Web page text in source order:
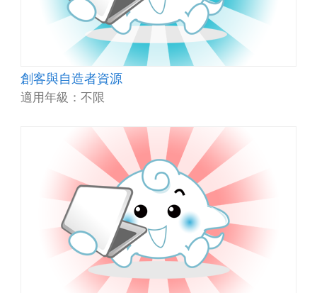
創客與自造者資源
適用年級：不限